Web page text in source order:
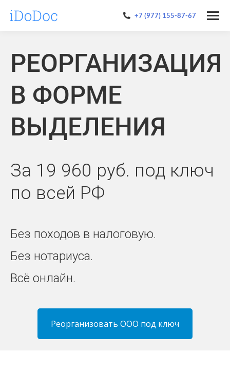
+7 (977) 155-87-67
РЕОРГАНИЗАЦИЯ
В ФОРМЕ
ВЫДЕЛЕНИЯ
За 19 960 руб. под ключ
по всей РФ
Без походов в налоговую.
Без нотариуса.
Всё онлайн.
Реорганизовать ООО под ключ